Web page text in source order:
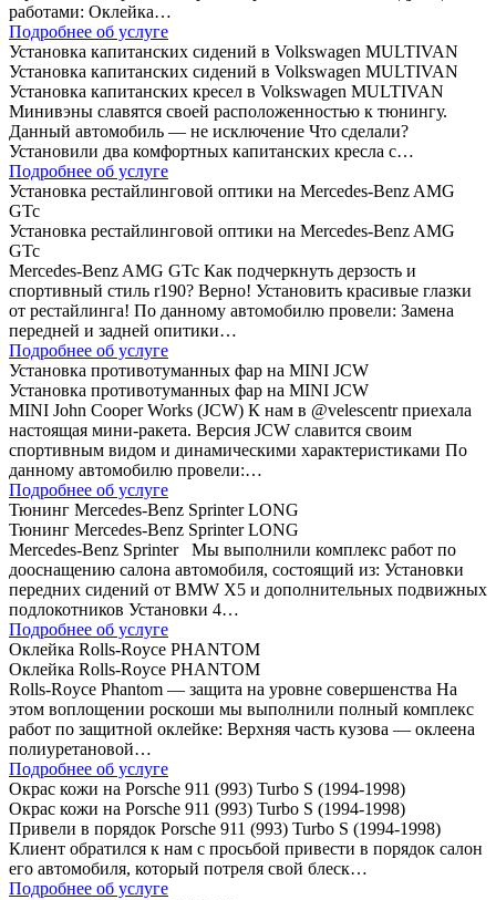
работами: Оклейка…
Подробнее об услуге
Установка капитанских сидений в Volkswagen MULTIVAN
Установка капитанских сидений в Volkswagen MULTIVAN
Установка капитанских кресел в Volkswagen MULTIVAN
Минивэны славятся своей расположенностью к тюнингу.
Данный автомобиль — не исключение Что сделали?
Установили два комфортных капитанских кресла с…
Подробнее об услуге
Установка рестайлинговой оптики на Mercedes-Benz AMG
GTc
Установка рестайлинговой оптики на Mercedes-Benz AMG
GTc
Mercedes-Benz AMG GTc Как подчеркнуть дерзость и
спортивный стиль r190? Верно! Установить красивые глазки
от рестайлинга! По данному автомобилю провели: Замена
передней и задней опитики…
Подробнее об услуге
Установка противотуманных фар на MINI JCW
Установка противотуманных фар на MINI JCW
MINI John Cooper Works (JCW) К нам в @velescentr приехала
настоящая мини-ракета. Версия JCW славится своим
спортивным видом и динамическими характеристиками По
данному автомобилю провели:…
Подробнее об услуге
Тюнинг Mercedes-Benz Sprinter LONG
Тюнинг Mercedes-Benz Sprinter LONG
Mercedes-Benz Sprinter Мы выполнили комплекс работ по
дооснащению салона автомобиля, состоящий из: Установки
передних сидений от BMW Х5 и дополнительных подвижных
подлокотников Установки 4…
Подробнее об услуге
Оклейка Rolls-Royce PHANTOM
Оклейка Rolls-Royce PHANTOM
Rolls-Royce Phantom — защита на уровне совершенства На
этом воплощении роскоши мы выполнили полный комплекс
работ по защитной оклейке: Верхняя часть кузова — оклеена
полиуретановой…
Подробнее об услуге
Окрас кожи на Porsche 911 (993) Turbo S (1994-1998)
Окрас кожи на Porsche 911 (993) Turbo S (1994-1998)
Привели в порядок Porsche 911 (993) Turbo S (1994-1998)
Клиент обратился к нам с просьбой привести в порядок салон
его автомобиля, который потреля свой блеск…
Подробнее об услуге